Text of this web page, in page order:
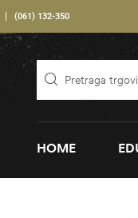
(061) 132-350
HOME